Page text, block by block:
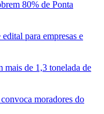
80% de Ponta
para empresas e
mais de 1,3 tonelada de
moradores do